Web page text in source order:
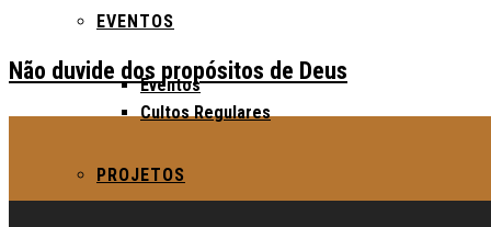
EVENTOS
Eventos
Cultos Regulares
PROJETOS
Não duvide dos propósitos de Deus